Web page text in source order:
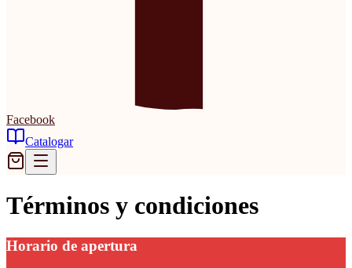
Facebook
Catalogar
Términos y condiciones
Horario de apertura